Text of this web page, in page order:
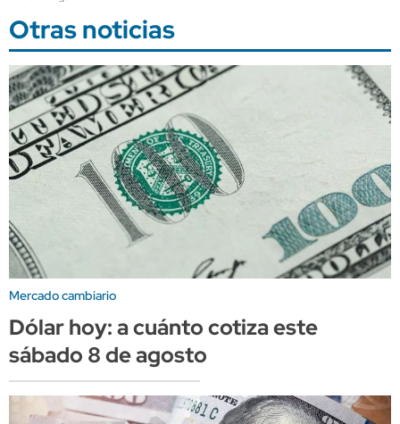
Otras noticias
Mercado cambiario
Dólar hoy: a cuánto cotiza este
sábado 8 de agosto